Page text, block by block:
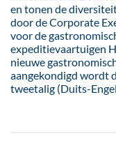
en tonen de
door de Corporate
voor de
expeditievaartuigen
nieuwe
aangekondigd wordt
tweetalig (Duits-